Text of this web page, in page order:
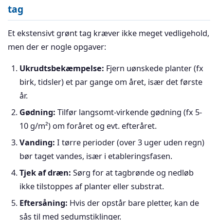
tag
Et ekstensivt grønt tag kræver ikke meget vedligehold,
men der er nogle opgaver:
Ukrudtsbekæmpelse: Fjern uønskede planter (fx
birk, tidsler) et par gange om året, især det første
år.
Gødning: Tilfør langsomt-virkende gødning (fx 5-
10 g/m²) om foråret og evt. efteråret.
Vanding: I tørre perioder (over 3 uger uden regn)
bør taget vandes, især i etableringsfasen.
Tjek af dræn: Sørg for at tagbrønde og nedløb
ikke tilstoppes af planter eller substrat.
Eftersåning: Hvis der opstår bare pletter, kan de
sås til med sedumstiklinger.